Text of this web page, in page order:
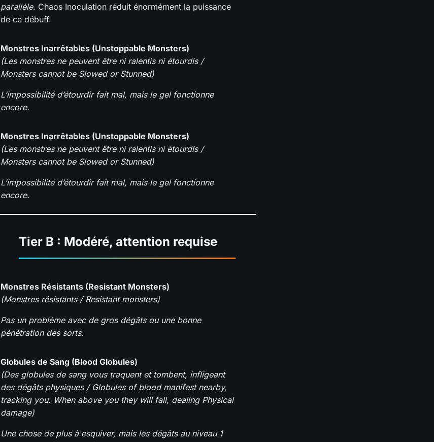
parallèle. Chaos Inoculation réduit énormément la puissance
de ce débuff.
Monstres Inarrêtables (Unstoppable Monsters)
(Les monstres ne peuvent être ni ralentis ni étourdis /
Monsters cannot be Slowed or Stunned)
L’impossibilité d’étourdir fait mal, mais le gel fonctionne
encore.
Monstres Inarrêtables (Unstoppable Monsters)
(Les monstres ne peuvent être ni ralentis ni étourdis /
Monsters cannot be Slowed or Stunned)
L’impossibilité d’étourdir fait mal, mais le gel fonctionne
encore.
Tier B : Modéré, attention requise
Monstres Résistants (Resistant Monsters)
(Monstres résistants / Resistant monsters)
Pas un problème avec de gros dégâts ou une bonne
pénétration des sorts.
Globules de Sang (Blood Globules)
(Des globules de sang vous traquent et tombent, infligeant
des dégâts physiques / Globules of blood manifest nearby,
tracking you. When above you they will fall, dealing Physical
damage)
Une chose de plus à esquiver, mais les dégâts au niveau 1